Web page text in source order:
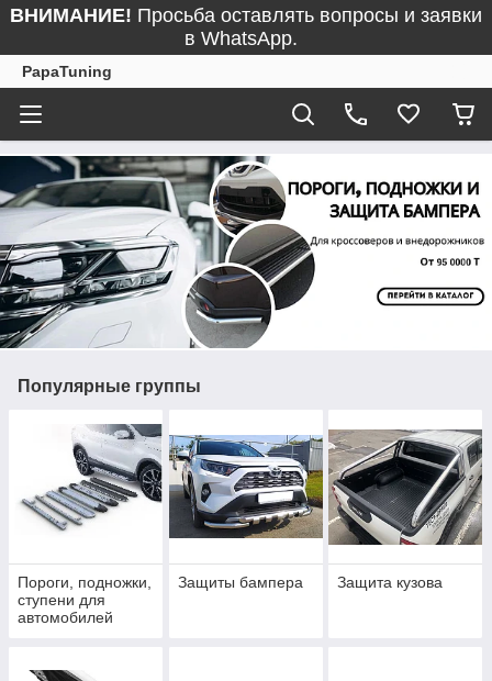
ВНИМАНИЕ! Просьба оставлять вопросы и заявки
в WhatsApp.
PapaTuning
Популярные группы
Пороги, подножки,
ступени для
автомобилей
Защиты бампера Защита кузова